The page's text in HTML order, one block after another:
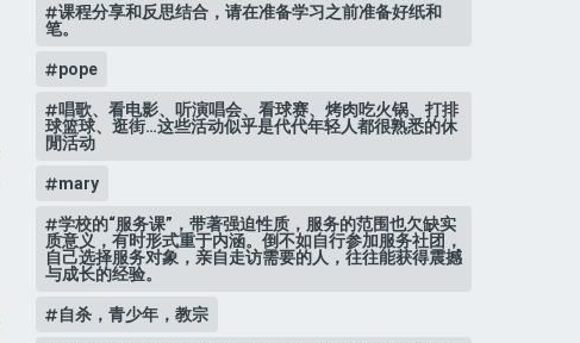
课程分享和反思结合，请在准备学习之前准备好纸和
笔。
pope
唱歌、看电影、听演唱会、看球赛、烤肉吃火锅、打排
球篮球、逛街…这些活动似乎是代代年轻人都很熟悉的休
閒活动
mary
学校的“服务课”，带著强迫性质，服务的范围也欠缺实
质意义，有时形式重于内涵。倒不如自行参加服务社团，
自己选择服务对象，亲自走访需要的人，往往能获得震撼
与成长的经验。
自杀，青少年，教宗